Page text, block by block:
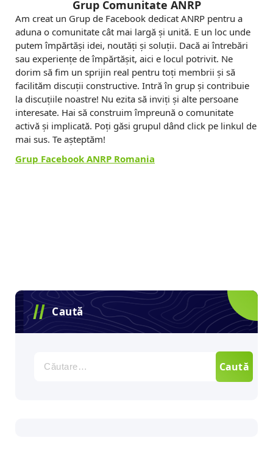
Grup Comunitate ANRP
Am creat un Grup de Facebook dedicat ANRP pentru a
aduna o comunitate cât mai largă și unită. E un loc unde
putem împărtăși idei, noutăți și soluții. Dacă ai întrebări
sau experiențe de împărtășit, aici e locul potrivit. Ne
dorim să fim un sprijin real pentru toți membrii și să
facilităm discuții constructive. Intră în grup și contribuie
la discuțiile noastre! Nu ezita să inviți și alte persoane
interesate. Hai să construim împreună o comunitate
activă și implicată. Poți găsi grupul dând click pe linkul de
mai sus. Te așteptăm!
Grup Facebook ANRP Romania
Caută
după: